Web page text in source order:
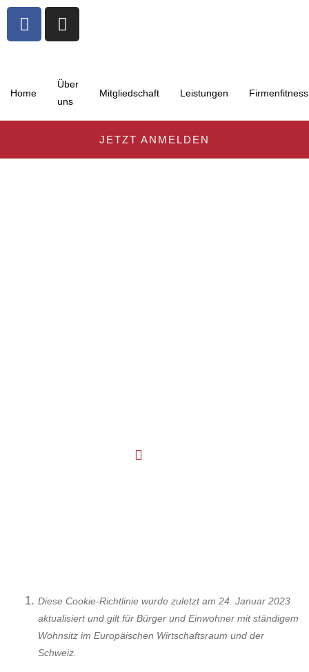
Home
Über
uns
Mitgliedschaft Leistungen Firmenfitness
JETZT ANMELDEN
Geilenkirchen
Diese Cookie-Richtlinie wurde zuletzt am 24. Januar 2023
aktualisiert und gilt für Bürger und Einwohner mit ständigem
Wohnsitz im Europäischen Wirtschaftsraum und der
Schweiz.